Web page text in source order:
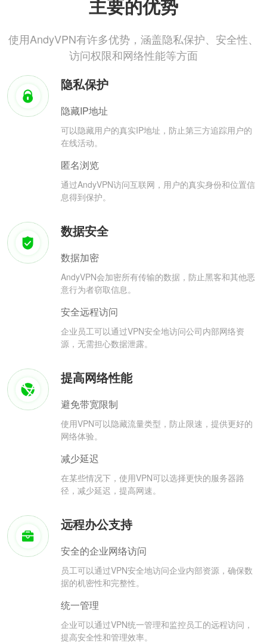
主要的优势
使用AndyVPN有许多优势，涵盖隐私保护、安全性、
访问权限和网络性能等方面
隐私保护
隐藏IP地址
可以隐藏用户的真实IP地址，防止第三方追踪用户的
在线活动。
匿名浏览
通过AndyVPN访问互联网，用户的真实身份和位置信
息得到保护。
数据安全
数据加密
AndyVPN会加密所有传输的数据，防止黑客和其他恶
意行为者窃取信息。
安全远程访问
企业员工可以通过VPN安全地访问公司内部网络资
源，无需担心数据泄露。
提高网络性能
避免带宽限制
使用VPN可以隐藏流量类型，防止限速，提供更好的
网络体验。
减少延迟
在某些情况下，使用VPN可以选择更快的服务器路
径，减少延迟，提高网速。
远程办公支持
安全的企业网络访问
员工可以通过VPN安全地访问企业内部资源，确保数
据的机密性和完整性。
统一管理
企业可以通过VPN统一管理和监控员工的远程访问，
提高安全性和管理效率。